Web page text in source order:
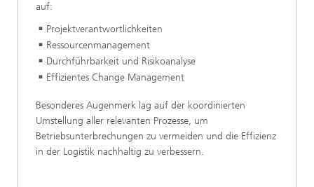
auf:
Projektverantwortlichkeiten
Ressourcenmanagement
Durchführbarkeit und Risikoanalyse
Effizientes Change Management
Besonderes Augenmerk lag auf der koordinierten
Umstellung aller relevanten Prozesse, um
Betriebsunterbrechungen zu vermeiden und die Effizienz
in der Logistik nachhaltig zu verbessern.